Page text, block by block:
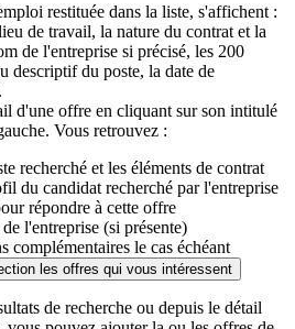
restituée dans la liste, s'affichent :
de travail, la nature du contrat et la
de l'entreprise si précisé, les 200
descriptif du poste, la date de
d'une offre en cliquant sur son intitulé
Vous retrouvez :
recherché et les éléments de contrat
du candidat recherché par l'entreprise
répondre à cette offre
l'entreprise (si présente)
complémentaires le cas échéant
les offres qui vous intéressent
de recherche ou depuis le détail